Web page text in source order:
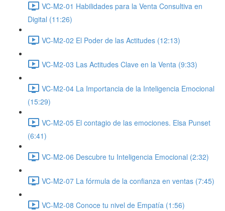
VC-M2-01 Habilidades para la Venta Consultiva en
Digital (11:26)
VC-M2-02 El Poder de las Actitudes (12:13)
VC-M2-03 Las Actitudes Clave en la Venta (9:33)
VC-M2-04 La Importancia de la Inteligencia Emocional
(15:29)
VC-M2-05 El contagio de las emociones. Elsa Punset
(6:41)
VC-M2-06 Descubre tu Inteligencia Emocional (2:32)
VC-M2-07 La fórmula de la confianza en ventas (7:45)
VC-M2-08 Conoce tu nivel de Empatía (1:56)